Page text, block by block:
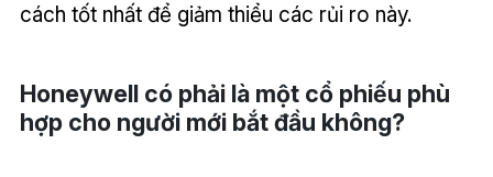
cách tốt nhất để giảm thiểu các rủi ro này.
Honeywell có phải là một cổ phiếu phù
hợp cho người mới bắt đầu không?